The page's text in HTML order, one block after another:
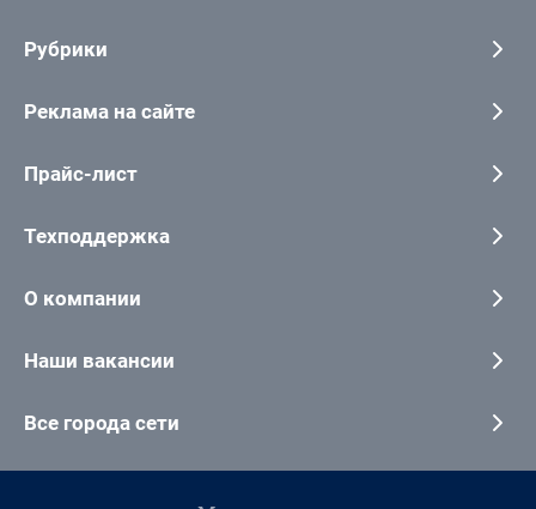
Рубрики
Реклама на сайте
Прайс-лист
Техподдержка
О компании
Наши вакансии
Все города сети